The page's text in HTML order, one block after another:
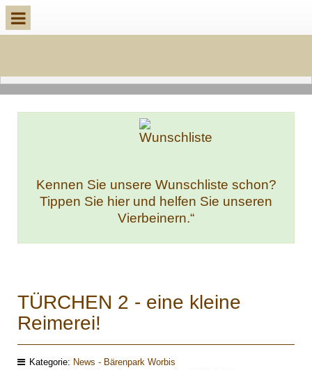
Kennen Sie unsere Wunschliste schon?
Tippen Sie hier und helfen Sie unseren
Vierbeinern.“
TÜRCHEN 2 - eine kleine
Reimerei!
Kategorie: News - Bärenpark Worbis